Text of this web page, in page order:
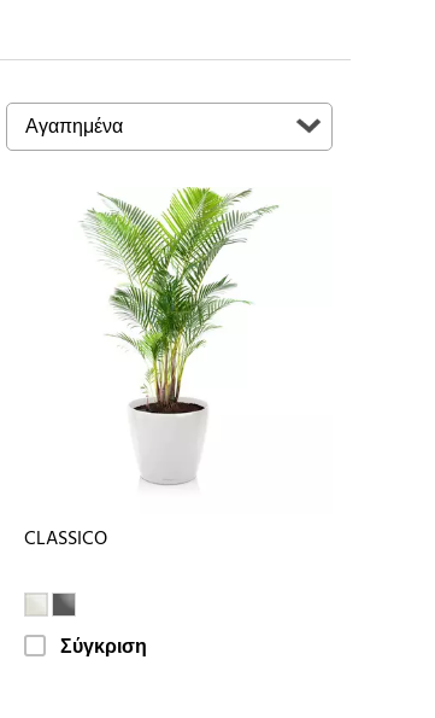
CLASSICO
Σύγκριση